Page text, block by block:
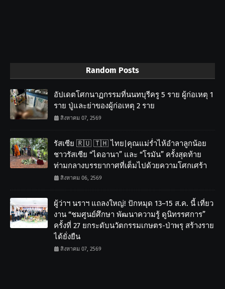
Random Posts
อัปเดตโศกนาฏกรรมที่นนทบุรีครู 5 ราย ผู้ก่อเหตุ 1
ราย ปู่และย่าของผู้ก่อเหตุ 2 ราย
สิงหาคม 07, 2569
รัสเซีย 🇷🇺 🇹🇭 ไทย|คุณแม่ร่ำไห้อำลาลูกน้อย
ชาวรัสเซีย “ไดอานา” และ “โรมัน” ครั้งสุดท้าย
ท่ามกลางบรรยากาศที่เต็มไปด้วยความโศกเศร้า
สิงหาคม 06, 2569
ผู้ว่าฯ นราฯ แถลงใหญ่! ปักหมุด 13–15 ส.ค. นี้ เที่ยว
งาน “ชมศูนย์ศึกษา พัฒนาความรู้ ดูนิทรรศการ”
ครั้งที่ 27 ยกระดับนวัตกรรมเกษตร-ป่าพรุ สร้างราย
ได้ยั่งยืน
สิงหาคม 07, 2569